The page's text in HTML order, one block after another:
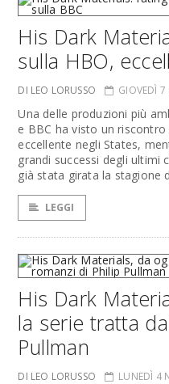
His Dark
sulla HBO,
DI LEO LORUSSO GIOVEDÌ
Una delle produzioni più
e BBC ha visto un
eccellente negli States,
grandi successi degli ultimi
già stata girata la stagione
LEGGI
His Dark
la serie tratta
Pullman
DI LEO LORUSSO LUNEDÌ 4